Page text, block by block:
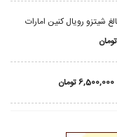
شیتزو رویال کنین امارات
تومان
6,500,000تومان